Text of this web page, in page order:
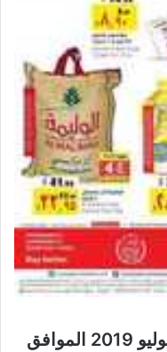
عروض لولو جدة الأسبوعية 3 يوليو 2019 الموافق